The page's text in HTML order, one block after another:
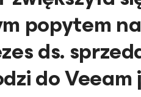
popytem
ds.
do